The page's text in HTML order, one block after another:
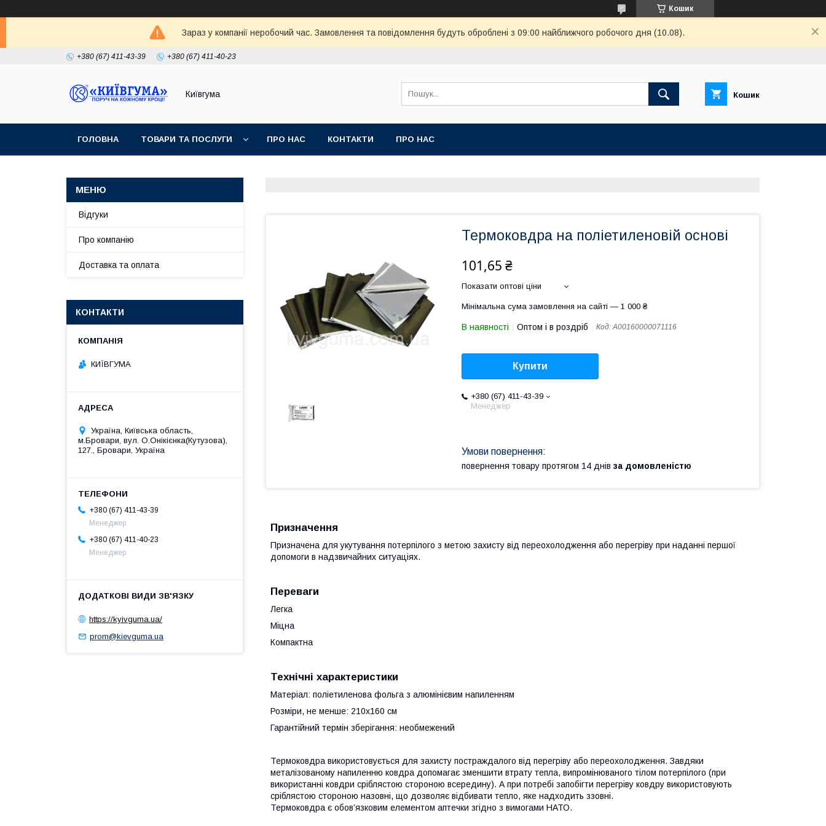
Кошик
Зараз у компанії неробочий час. Замовлення та повідомлення будуть оброблені з 09:00 найближчого робочого дня (10.08).
+380 (67) 411-43-39 +380 (67) 411-40-23
Київгума Кошик
ГОЛОВНА ТОВАРИ ТА ПОСЛУГИ ПРО НАС КОНТАКТИ ПРО НАС
Термоковдра на поліетиленовій основі
101,65 ₴
Показати оптові ціни
Мінімальна сума замовлення на сайті — 1 000 ₴
В наявності Оптом і в роздріб Код:A00160000071116
Купити
+380 (67) 411-43-39
Менеджер
повернення товару протягом 14 днів за домовленістю
Призначення
Призначена для укутування потерпілого з метою захисту від переохолодження або перегріву при наданні першої
допомоги в надзвичайних ситуаціях.
Переваги
Легка
Міцна
Компактна
Технічні характеристики
Матеріал: поліетиленова фольга з алюмінієвим напиленням
Розміри, не менше: 210х160 см
Гарантійний термін зберігання: необмежений
Термоковдра використовується для захисту постраждалого від перегріву або переохолодження. Завдяки
металізованому напиленню ковдра допомагає зменшити втрату тепла, випромінюваного тілом потерпілого (при
використанні ковдри сріблястою стороною всередину). А при потребі запобігти перегріву ковдру використовують
сріблястою стороною назовні, що дозволяє відбивати тепло, яке надходить ззовні.
Термоковдра є обов’язковим елементом аптечки згідно з вимогами НАТО.
Відгуки
Про компанію
Доставка та оплата
КОНТАКТИ
КИЇВГУМА
Україна, Київська область,
м.Бровари, вул. О.Онікієнка(Кутузова),
127., Бровари, Україна
+380 (67) 411-43-39
Менеджер
+380 (67) 411-40-23
Менеджер
https://kyivguma.ua/
prom@kievguma.ua